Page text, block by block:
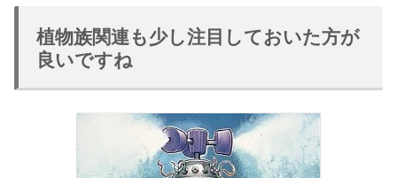
植物族関連も少し注目しておいた方が
良いですね